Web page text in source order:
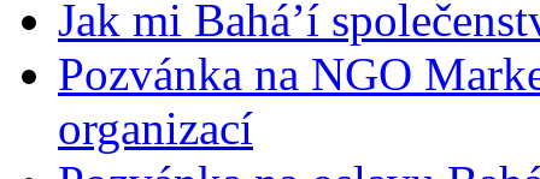
Jak mi Bahá’í
Pozvánka na NGO
organizací